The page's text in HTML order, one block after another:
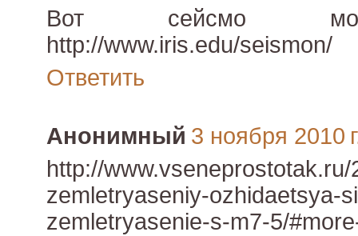
Вот сейсмо
http://www.iris.edu/seismon/
Ответить
Анонимный 3 ноября 2010
http://
zemletryaseniy-ozhidaetsya-
zemletryasenie-s-m7-5/